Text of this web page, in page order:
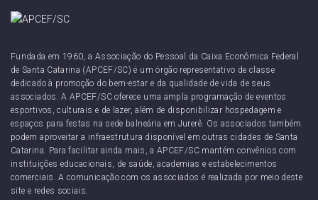
Fundada em 1960, a Associação do Pessoal da Caixa Econômica Federal
de Santa Catarina (APCEF/SC) é um órgão representativo de classe
dedicado à promoção do bem-estar e da qualidade de vida de seus
associados. A APCEF/SC oferece uma ampla programação de eventos
esportivos, culturais e de lazer, além de disponibilizar hospedagem e
espaços para festas na sede balneária em Jurerê. Os associados também
podem aproveitar a infraestrutura disponível em outras cidades de Santa
Catarina. Para facilitar ainda mais, a APCEF/SC mantém convênios com
instituições educacionais, de saúde, academias e estabelecimentos
comerciais. A comunicação com os associados é realizada por meio deste
site e redes sociais.